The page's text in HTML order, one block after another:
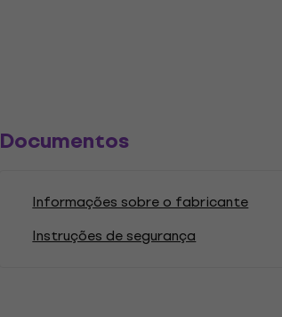
Documentos
Informações sobre o fabricante
Instruções de segurança